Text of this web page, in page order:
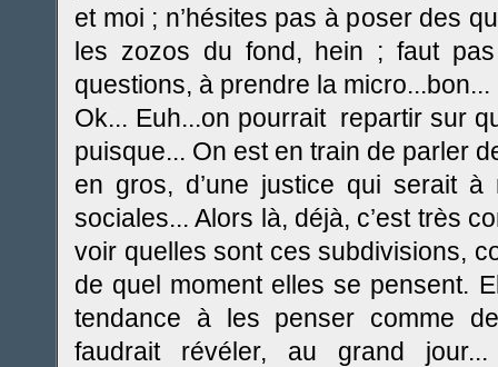
et moi ; n’hésites pas à poser des
les zozos du fond, hein ; faut
questions, à prendre la micro...bon...
Ok... Euh...on pourrait repartir sur
puisque... On est en train de parler
en gros, d’une justice qui serait
sociales... Alors là, déjà, c’est très
voir quelles sont ces subdivisions,
de quel moment elles se pensent.
tendance à les penser comme
faudrait révéler, au grand